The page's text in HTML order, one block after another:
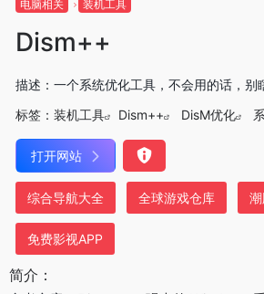
电脑相关 装机工具
Dism++
描述：一个系统优化工具，不会用的话，别
标签： 装机工具 Dism++ DisM优化
打开网站
综合导航大全 全球游戏仓库
免费影视APP
简介：